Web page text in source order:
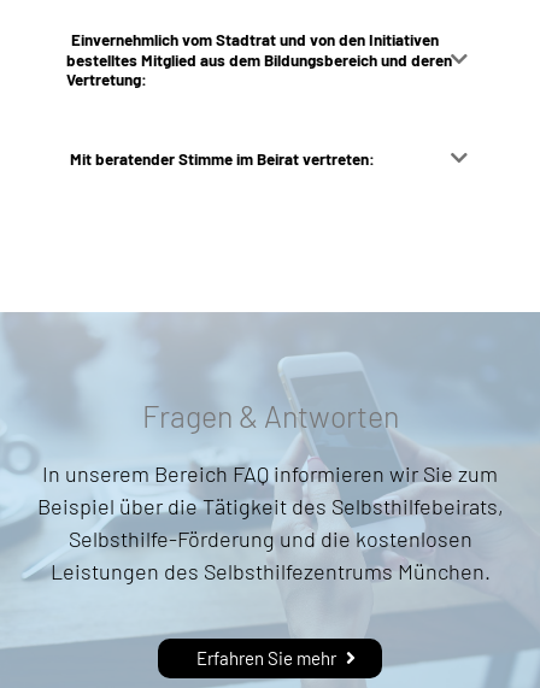
Einvernehmlich vom Stadtrat und von den Initiativen
bestelltes Mitglied aus dem Bildungsbereich und deren
Vertretung:
Mit beratender Stimme im Beirat vertreten:
Fragen & Antworten
In unserem Bereich FAQ informieren wir Sie zum
Beispiel über die Tätigkeit des Selbsthilfebeirats,
Selbsthilfe-Förderung und die kostenlosen
Leistungen des Selbsthilfezentrums München.
Erfahren Sie mehr